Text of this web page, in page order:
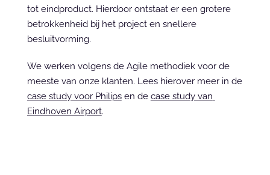
tot eindproduct. Hierdoor ontstaat er een grotere
betrokkenheid bij het project en snellere
besluitvorming.
We werken volgens de Agile methodiek voor de
meeste van onze klanten. Lees hierover meer in de
case study voor Philips en de case study van
Eindhoven Airport.